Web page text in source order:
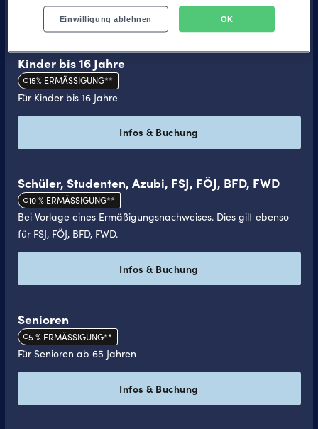
Infos & Buchung
Kinder bis 16 Jahre
15% ERMÄSSIGUNG**
Für Kinder bis 16 Jahre
Infos & Buchung
Schü­ler, Stu­den­ten, Azubi, FSJ, FÖJ, BFD, FWD
10 % ERMÄSSIGUNG**
Bei Vorlage eines Ermäßigungsnachweises. Dies gilt ebenso
für FSJ, FÖJ, BFD, FWD.
Infos & Buchung
Senioren
5 % ERMÄSSIGUNG**
Für Senioren ab 65 Jahren
Infos & Buchung
Einwilligung ablehnen OK